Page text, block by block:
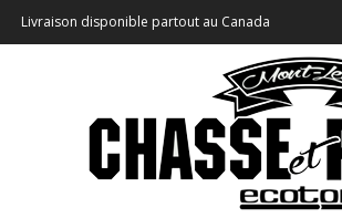
Livraison disponible partout au Canada